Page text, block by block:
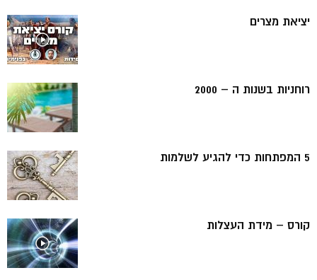
יציאת מצרים
רוחניות בשנות ה – 2000
5 המפתחות כדי להגיע לשלמות
קורס – מידת העצלות